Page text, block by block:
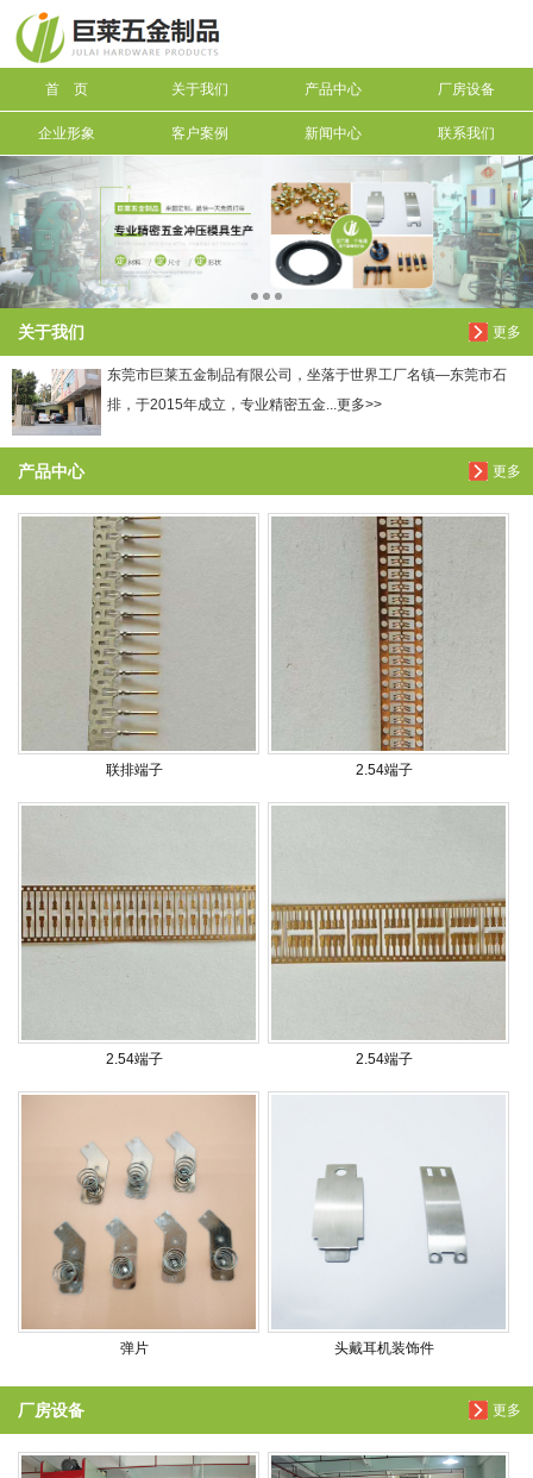
首 页 关于我们 产品中心 厂房设备
企业形象 客户案例 新闻中心 联系我们
更多
关于我们
东莞市巨莱五金制品有限公司，坐落于世界工厂名镇—东莞市石
排，于2015年成立，专业精密五金...更多>>
更多
产品中心
联排端子 2.54端子
2.54端子 2.54端子
弹片 头戴耳机装饰件
更多
厂房设备
搜索